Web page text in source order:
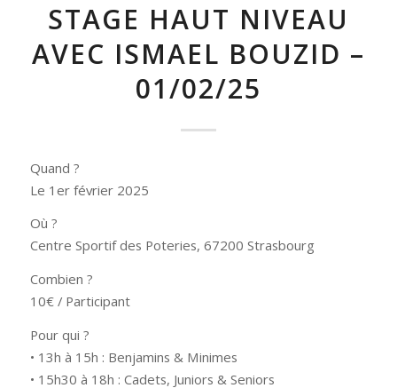
STAGE HAUT NIVEAU
AVEC ISMAEL BOUZID –
01/02/25
Quand ?
Le 1er février 2025
Où ?
Centre Sportif des Poteries, 67200 Strasbourg
Combien ?
10€ / Participant
Pour qui ?
• 13h à 15h : Benjamins & Minimes
• 15h30 à 18h : Cadets, Juniors & Seniors